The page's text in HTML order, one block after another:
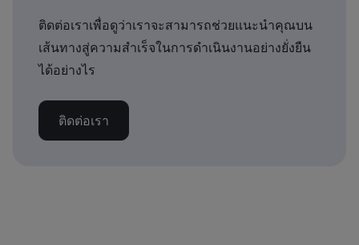
ติดต่อเราเพื่อดูว่าเราจะสามารถช่วยแนะนำคุณบน
เส้นทางสู่ความสำเร็จในการดำเนินงานอย่างยั่งยืน
ได้อย่างไร
ติดต่อเรา